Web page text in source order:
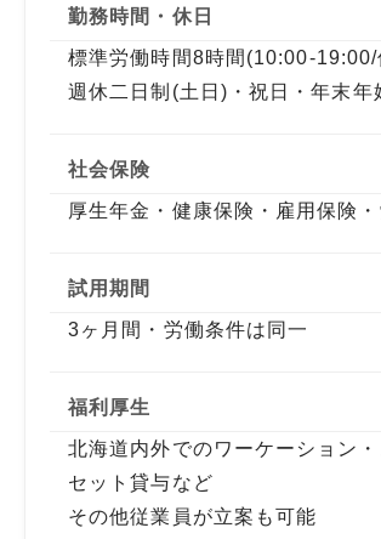
勤務時間・休日
標準労働時間8時間(10:00-
週休二日制(土日)・祝日・年末年
社会保険
厚生年金・健康保険・雇用保険
試用期間
3ヶ月間・労働条件は同一
福利厚生
北海道内外でのワーケーション
セット貸与など
その他従業員が立案も可能